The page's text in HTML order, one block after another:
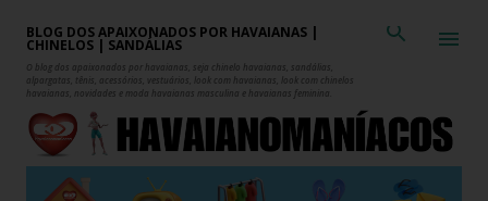
Pular para o conteúdo principal
BLOG DOS APAIXONADOS POR HAVAIANAS |
CHINELOS | SANDÁLIAS
O blog dos apaixonados por havaianas, seja chinelo havaianas, sandálias,
alpargatas, tênis, acessórios, vestuários, look com havaianas, look com chinelos
havaianas, novidades e moda havaianas masculina e havaianas feminina.